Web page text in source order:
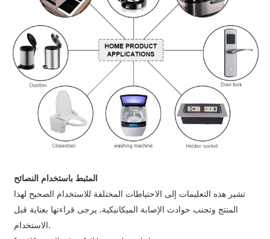
المثبط باستخدام النصائح
تشير هذه التعليمات إلى الاحتياطات المختلفة للاستخدام الصحيح لهذا
المنتج وتجنب حوادث الإصابة الميكانيكية. يرجى قراءتها بعناية قبل
الاستخدام.